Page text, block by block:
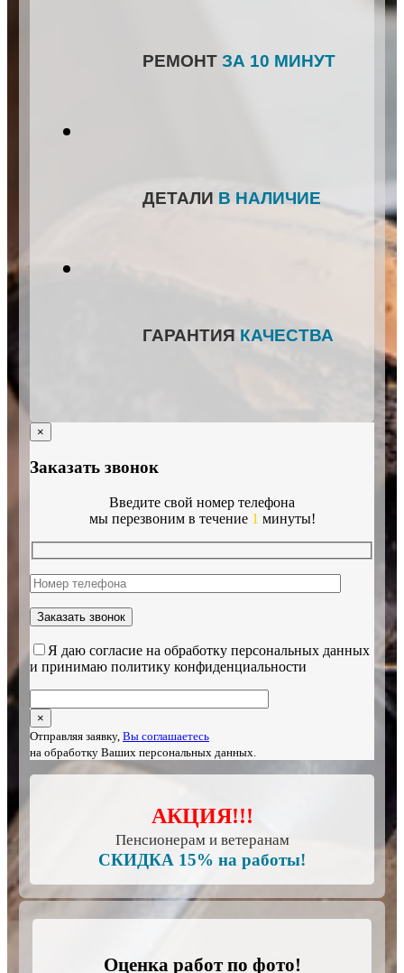
РЕМОНТ ЗА 10 МИНУТ
ДЕТАЛИ В НАЛИЧИЕ
ГАРАНТИЯ КАЧЕСТВА
×
Заказать звонок
Введите свой номер телефона
мы перезвоним в течение 1 минуты!
Я даю согласие на обработку персональных данных
и принимаю политику конфиденциальности
×
Отправляя заявку, Вы соглашаетесь
на обработку Ваших персональных данных.
АКЦИЯ!!!
Пенсионерам и ветеранам
СКИДКА 15% на работы!
Оценка работ по фото!